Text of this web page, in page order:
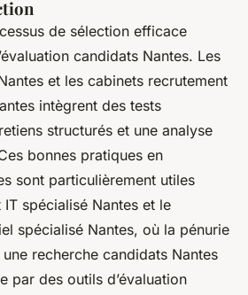
de sélection efficace
candidats Nantes. Les
et les cabinets recrutement
intègrent des tests
structurés et une analyse
bonnes pratiques en
sont particulièrement utiles
spécialisé Nantes et le
spécialisé Nantes, où la pénurie
recherche candidats Nantes
par des outils d’évaluation